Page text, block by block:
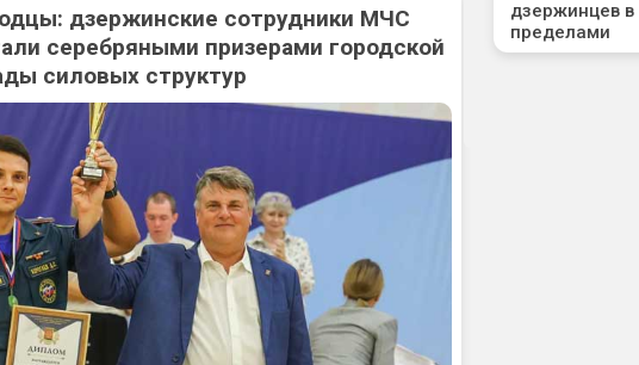
дзержинские сотрудники МЧС
серебряными призерами городской
силовых структур